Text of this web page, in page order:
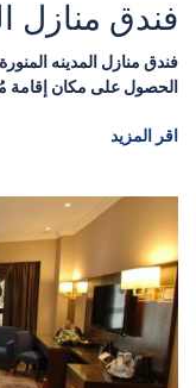
فندق منازل
فندق منازل المدينه
الحصول على مكان إقامة
اقر المزيد